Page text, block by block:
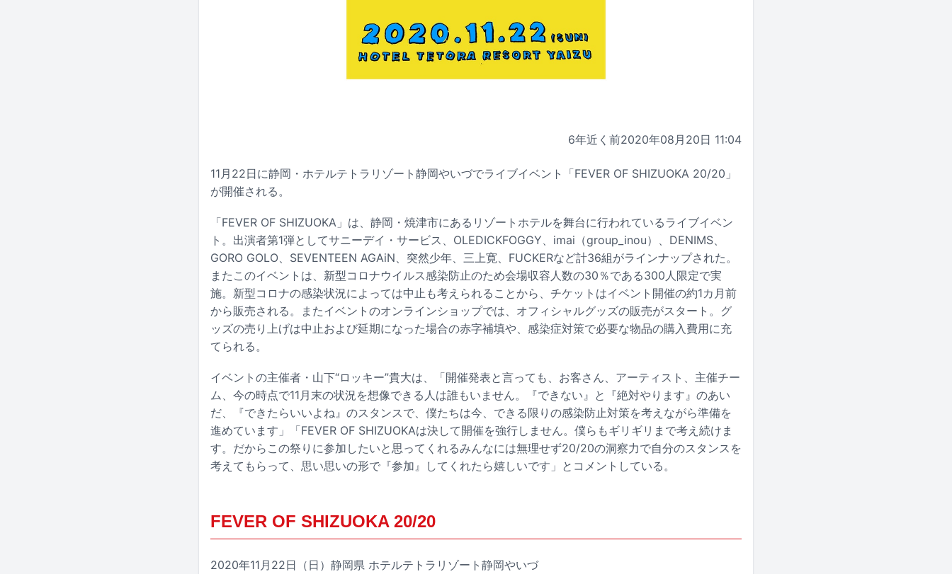
6年近く前2020年08月20日 11:04
11月22日に静岡・ホテルテトラリゾート静岡やいづでライブイベント「FEVER OF SHIZUOKA 20/20」
が開催される。
「FEVER OF SHIZUOKA」は、静岡・焼津市にあるリゾートホテルを舞台に行われているライブイベン
ト。出演者第1弾としてサニーデイ・サービス、OLEDICKFOGGY、imai（group_inou）、DENIMS、
GORO GOLO、SEVENTEEN AGAiN、突然少年、三上寛、FUCKERなど計36組がラインナップされた。
またこのイベントは、新型コロナウイルス感染防止のため会場収容人数の30％である300人限定で実
施。新型コロナの感染状況によっては中止も考えられることから、チケットはイベント開催の約1カ月前
から販売される。またイベントのオンラインショップでは、オフィシャルグッズの販売がスタート。グ
ッズの売り上げは中止および延期になった場合の赤字補填や、感染症対策で必要な物品の購入費用に充
てられる。
イベントの主催者・山下“ロッキー”貴大は、「開催発表と言っても、お客さん、アーティスト、主催チー
ム、今の時点で11月末の状況を想像できる人は誰もいません。『できない』と『絶対やります』のあい
だ、『できたらいいよね』のスタンスで、僕たちは今、できる限りの感染防止対策を考えながら準備を
進めています」「FEVER OF SHIZUOKAは決して開催を強行しません。僕らもギリギリまで考え続けま
す。だからこの祭りに参加したいと思ってくれるみんなには無理せず20/20の洞察力で自分のスタンスを
考えてもらって、思い思いの形で『参加』してくれたら嬉しいです」とコメントしている。
FEVER OF SHIZUOKA 20/20
2020年11月22日（日）静岡県 ホテルテトラリゾート静岡やいづ